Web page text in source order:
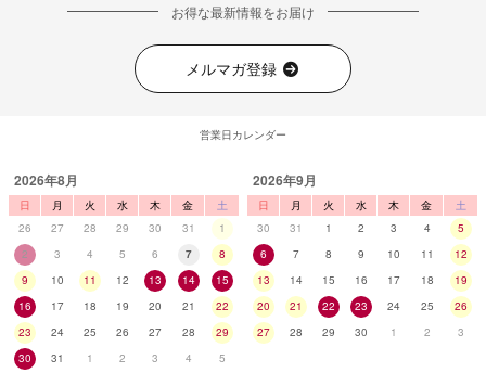
お得な最新情報をお届け
メルマガ登録
営業日カレンダー
2026年8月
日 月 火 水 木 金
土
26
27 28 29 30 31
1
2
3 4 5 6 7
8
9
10 11 12 13 14
15
16
17 18 19 20 21
22
23
24 25 26 27 28
29
30
31 1 2 3 4 5
2026年9月
日 月 火 水 木 金
土
30
31 1 2 3 4
5
6
7 8 9 10 11
12
13
14 15 16 17 18
19
20
21 22 23 24 25
26
27
28 29 30 1 2 3